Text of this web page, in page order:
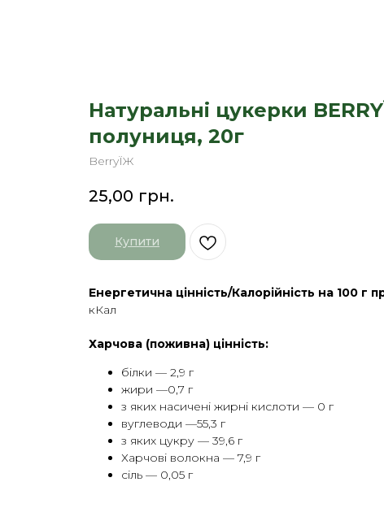
Натуральні цукерки
полуниця, 20г
BerryЇЖ
25,00 грн.
Купити
Енергетична цінність/Калорійність на 100 г
кКал
Харчова (поживна) цінність:
білки — 2,9 г
жири —0,7 г
з яких насичені жирні кислоти — 0 г
вуглеводи —55,3 г
з яких цукру — 39,6 г
Харчові волокна — 7,9 г
сіль — 0,05 г